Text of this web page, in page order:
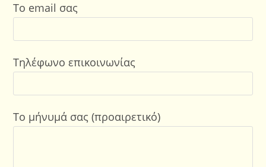
Το email σας
Τηλέφωνο επικοινωνίας
Το μήνυμά σας (προαιρετικό)